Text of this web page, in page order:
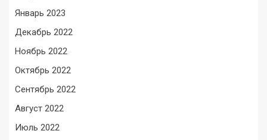
Январь 2023
Декабрь 2022
Ноябрь 2022
Октябрь 2022
Сентябрь 2022
Август 2022
Июль 2022